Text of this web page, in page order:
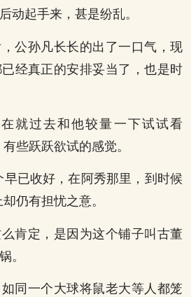
动起手来，甚是纷乱。
公孙凡长长的出了一口气，现
经真正的安排妥当了，也是时
就过去和他较量一下试试看
些跃跃欲试的感觉。
早已收好，在阿秀那里，到时候
仍有担忧之意。
肯定，是因为这个铺子叫古董
。
同一个大球将鼠老大等人都笼